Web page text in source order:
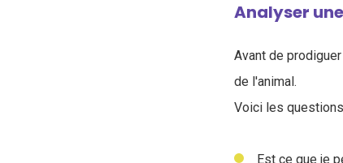
Analyser
Avant de
de l'animal.
Voici les
Est ce que je